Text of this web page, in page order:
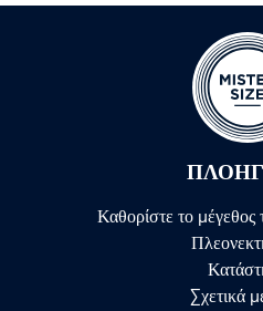
Καθορίστε το
Σχετικά